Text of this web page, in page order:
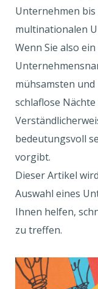
Unternehmen
multinationalen
Wenn Sie also
mühsamsten
schlaflose
bedeutungsvoll
vorgibt.
Dieser Artikel
Auswahl eines
Ihnen helfen,
zu treffen.